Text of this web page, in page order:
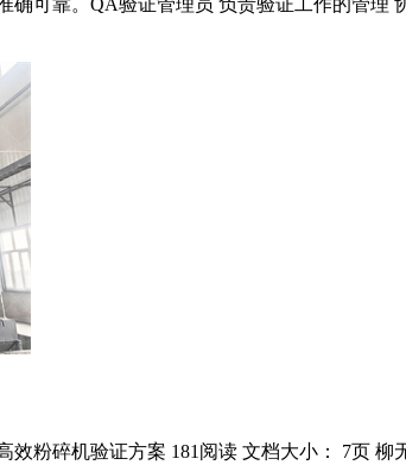
确可靠。QA验证管理员 负责验证工作的管理
粉碎机验证方案 181阅读 文档大小： 7页